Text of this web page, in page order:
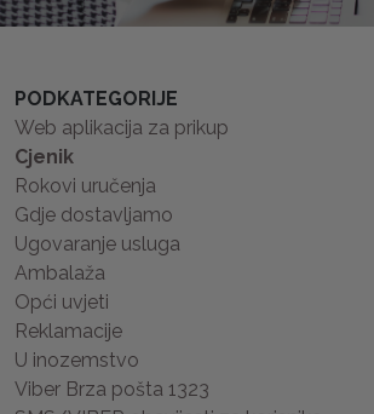
PODKATEGORIJE
Web aplikacija za prikup
Cjenik
Rokovi uručenja
Gdje dostavljamo
Ugovaranje usluga
Ambalaža
Opći uvjeti
Reklamacije
U inozemstvo
Viber Brza pošta 1323